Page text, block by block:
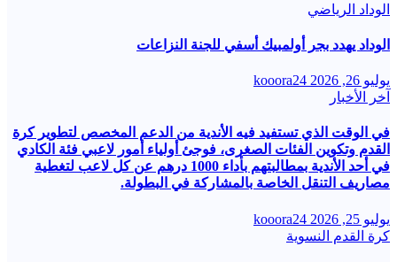
الوداد الرياضي
الوداد يهدد بجر أولمبيك أسفي للجنة النزاعات
يوليو 26, 2026
kooora24
آخر الأخبار
في الوقت الذي تستفيد فيه الأندية من الدعم المخصص لتطوير كرة
القدم وتكوين الفئات الصغرى، فوجئ أولياء أمور لاعبي فئة الكادي
في أحد الأندية بمطالبتهم بأداء 1000 درهم عن كل لاعب لتغطية
مصاريف التنقل الخاصة بالمشاركة في البطولة.
يوليو 25, 2026
kooora24
كرة القدم النسوية